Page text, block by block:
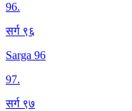
96.
सर्ग ९६
Sarga 96
97.
सर्ग ९७